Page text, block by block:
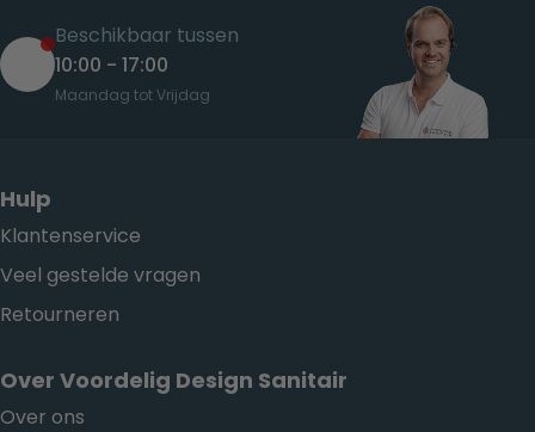
Beschikbaar tussen
10:00 - 17:00
Maandag tot Vrijdag
Hulp
Klantenservice
Veel gestelde vragen
Retourneren
Over Voordelig Design Sanitair
Over ons